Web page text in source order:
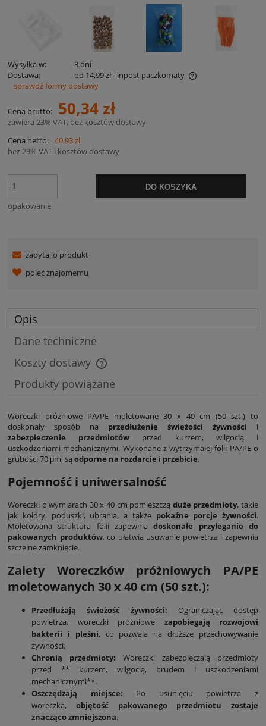
Wysyłka w:
3 dni
Dostawa:
od 14,99 zł- inpost paczkomaty
Cena nie zawiera ewentualnych kosztów płatności
sprawdź formy dostawy
Cena brutto: 50,34 zł
zawiera 23% VAT, bez kosztów dostawy
Cena netto: 40,93 zł
bez 23% VAT i kosztów dostawy
opakowanie
DO KOSZYKA
zapytaj o produkt
poleć znajomemu
Opis
Dane techniczne
Koszty dostawy
Cena nie zawiera ewentualnych kosztów płatności
Produkty powiązane
Woreczki próżniowe PA/PE moletowane 30 x 40 cm (50 szt.) to
doskonały sposób na przedłużenie świeżości żywności i
zabezpieczenie przedmiotów przed kurzem, wilgocią i
uszkodzeniami mechanicznymi. Wykonane z wytrzymałej folii PA/PE o
grubości 70 μm, są odporne na rozdarcie i przebicie.
Pojemność i uniwersalność
Woreczki o wymiarach 30 x 40 cm pomieszczą duże przedmioty, takie
jak kołdry, poduszki, ubrania, a także pokaźne porcje żywności.
Moletowana struktura folii zapewniadoskonałe przyleganie do
pakowanych produktów, co ułatwia usuwanie powietrza i zapewnia
szczelne zamknięcie.
Zalety Woreczków próżniowych PA/PE
moletowanych 30 x 40 cm (50 szt.):
Przedłużają świeżość żywności: Ograniczając dostęp
powietrza, woreczki próżniowe zapobiegają rozwojowi
bakterii i pleśni, co pozwala na dłuższe przechowywanie
żywności.
Chronią przedmioty: Woreczki zabezpieczają przedmioty
przed ** kurzem, wilgocią, brudem i uszkodzeniami
mechanicznymi**.
Oszczędzają miejsce: Po usunięciu powietrza z
woreczka, objętość pakowanego przedmiotu zostaje
znacząco zmniejszona.